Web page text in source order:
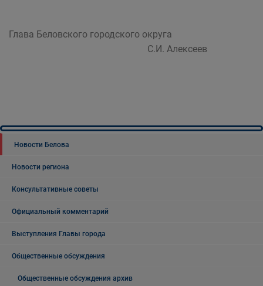
Глава Беловского городского округа
С.И. Алексеев
Новости Белова
Новости региона
Консультативные советы
Официальный комментарий
Выступления Главы города
Общественные обсуждения
Общественные обсуждения архив